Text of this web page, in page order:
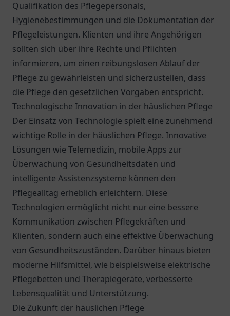
Qualifikation des Pflegepersonals,
Hygienebestimmungen und die Dokumentation der
Pflegeleistungen. Klienten und ihre Angehörigen
sollten sich über ihre Rechte und Pflichten
informieren, um einen reibungslosen Ablauf der
Pflege zu gewährleisten und sicherzustellen, dass
die Pflege den gesetzlichen Vorgaben entspricht.
Technologische Innovation in der häuslichen Pflege
Der Einsatz von Technologie spielt eine zunehmend
wichtige Rolle in der häuslichen Pflege. Innovative
Lösungen wie Telemedizin, mobile Apps zur
Überwachung von Gesundheitsdaten und
intelligente Assistenzsysteme können den
Pflegealltag erheblich erleichtern. Diese
Technologien ermöglicht nicht nur eine bessere
Kommunikation zwischen Pflegekräften und
Klienten, sondern auch eine effektive Überwachung
von Gesundheitszuständen. Darüber hinaus bieten
moderne Hilfsmittel, wie beispielsweise elektrische
Pflegebetten und Therapiegeräte, verbesserte
Lebensqualität und Unterstützung.
Die Zukunft der häuslichen Pflege